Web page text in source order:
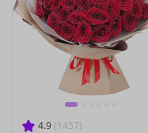
4.9 (1457)